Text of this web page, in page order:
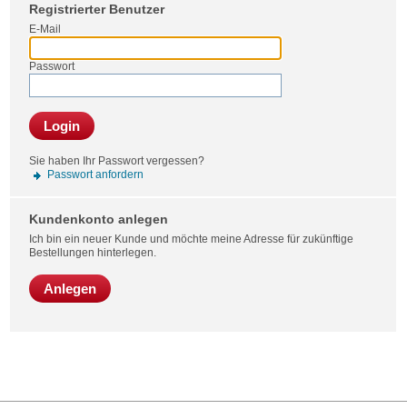
Registrierter Benutzer
E-Mail
Passwort
Login
Sie haben Ihr Passwort vergessen?
Passwort anfordern
Kundenkonto anlegen
Ich bin ein neuer Kunde und möchte meine Adresse für zukünftige
Bestellungen hinterlegen.
Anlegen